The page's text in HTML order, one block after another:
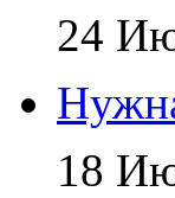
24
18